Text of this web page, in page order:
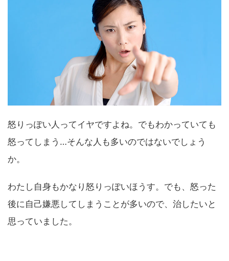
怒りっぽい人ってイヤですよね。でもわかっていても
怒ってしまう…そんな人も多いのではないでしょう
か。
わたし自身もかなり怒りっぽいほうす。でも、怒った
後に自己嫌悪してしまうことが多いので、治したいと
思っていました。